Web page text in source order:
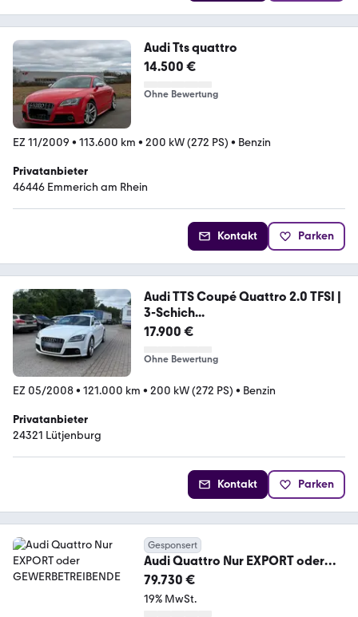
Audi Tts quattro
14.500 €
Ohne Bewertung
EZ 11/2009 • 113.600 km • 200 kW (272 PS) • Benzin
Privatanbieter
46446 Emmerich am Rhein
Kontakt Parken
Audi TTS Coupé Quattro 2.0 TFSI |
3-Schich...
17.900 €
Ohne Bewertung
EZ 05/2008• 121.000 km • 200 kW (272 PS) • Benzin
Privatanbieter
24321 Lütjenburg
Kontakt Parken
Gesponsert
Audi Quattro Nur EXPORT oder
GEWERBETREIBENDE
79.730 €
19% MwSt.